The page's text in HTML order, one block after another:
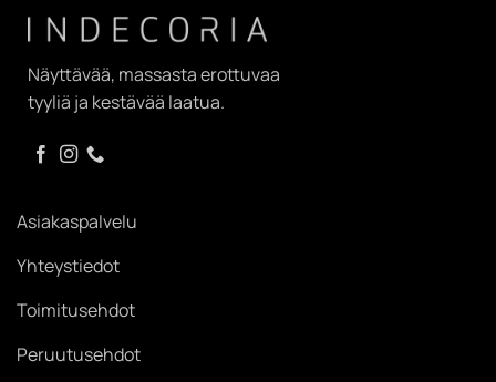
Näyttävää, massasta erottuvaa
tyyliä ja kestävää laatua.
Asiakaspalvelu
Yhteystiedot
Toimitusehdot
Peruutusehdot